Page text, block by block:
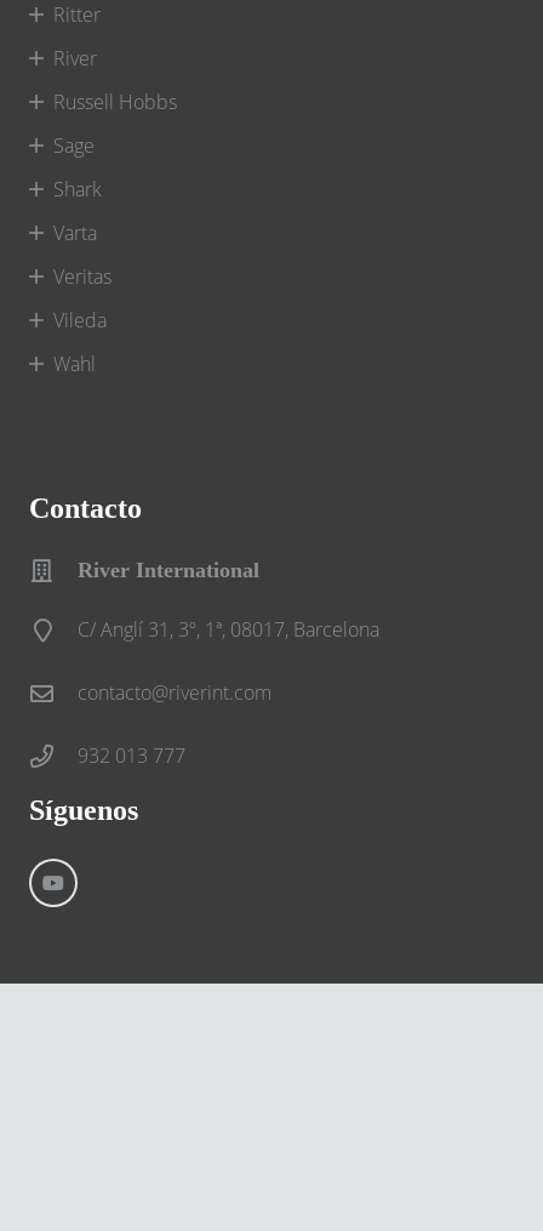
Ritter
River
Russell Hobbs
Sage
Shark
Varta
Veritas
Vileda
Wahl
Contacto
River International
C/ Anglí 31, 3º, 1ª, 08017, Barcelona
contacto@riverint.com
932 013 777
Síguenos